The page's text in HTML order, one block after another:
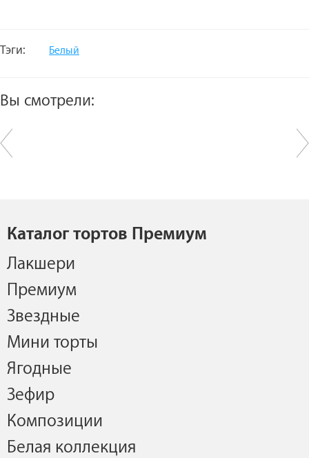
Тэги: Белый
Вы смотрели:
Каталог тортов Премиум
Лакшери
Премиум
Звездные
Мини торты
Ягодные
Зефир
Композиции
Белая коллекция